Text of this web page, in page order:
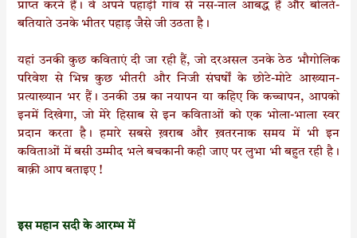
e
b
o
k
t
t
r
t
s
A
p
p
r
e
प्राप्त करने हैं। वे अपने पहाड़ी गांव से नस-नाल आबद्ध हैं और बोलते-
बतियाते उनके भीतर पहाड़ जैसे जी उठता है।
यहां उनकी कुछ कविताएं दी जा रही हैं, जो दरअसल उनके ठेठ भौगोलिक
परिवेश से भिन्न कुछ भीतरी और निजी संघर्षों के छोटे-मोटे आख्यान-
प्रत्याख्यान भर हैं। उनकी उम्र का नयापन या कहिए कि कच्चापन, आपको
इनमें दिखेगा, जो मेरे हिसाब से इन कविताओं को एक भोला-भाला स्वर
प्रदान करता है। हमारे सबसे ख़राब और ख़तरनाक समय में भी इन
कविताओं में बसी उम्मीद भले बचकानी कही जाए पर लुभा भी बहुत रही है।
बाक़ी आप बताइए !
इस महान सदी के आरम्भ में